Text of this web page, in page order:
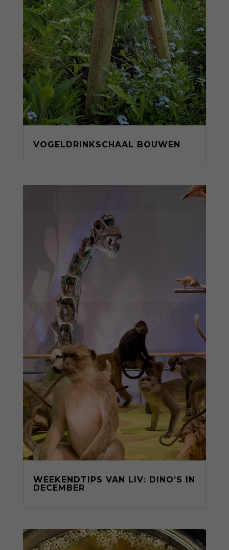
VOGELDRINKSCHAAL BOUWEN
WEEKENDTIPS VAN LIV: DINO’S IN
DECEMBER